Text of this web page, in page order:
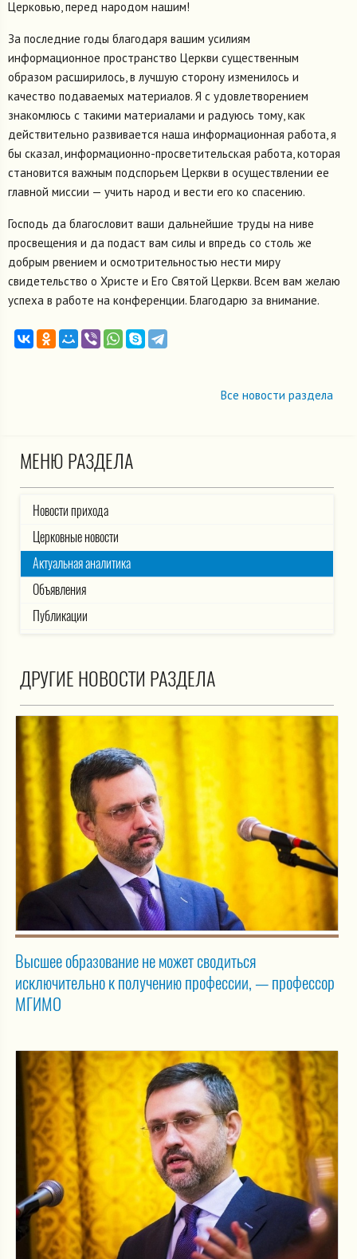
Церковью, перед народом нашим!
За последние годы благодаря вашим усилиям
информационное пространство Церкви существенным
образом расширилось, в лучшую сторону изменилось и
качество подаваемых материалов. Я с удовлетворением
знакомлюсь с такими материалами и радуюсь тому, как
действительно развивается наша информационная работа, я
бы сказал, информационно-просветительская работа, которая
становится важным подспорьем Церкви в осуществлении ее
главной миссии — учить народ и вести его ко спасению.
Господь да благословит ваши дальнейшие труды на ниве
просвещения и да подаст вам силы и впредь со столь же
добрым рвением и осмотрительностью нести миру
свидетельство о Христе и Его Святой Церкви. Всем вам желаю
успеха в работе на конференции. Благодарю за внимание.
Все новости раздела
МЕНЮ РАЗДЕЛА
Новости прихода
Церковные новости
Актуальная аналитика
Объявления
Публикации
ДРУГИЕ НОВОСТИ РАЗДЕЛА
Высшее образование не может сводиться
исключительно к получению профессии, — профессор
МГИМО